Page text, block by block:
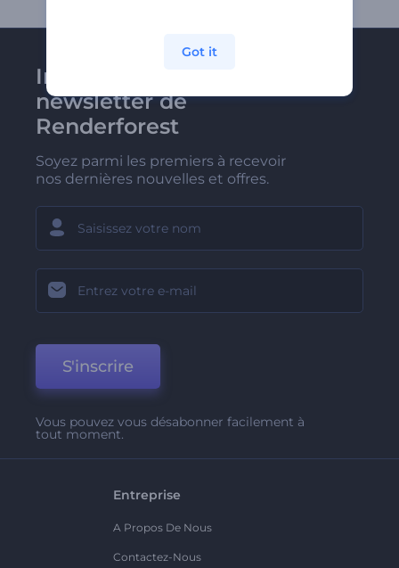
Inscrivez-vous à la
newsletter de
Renderforest
Soyez parmi les premiers à recevoir
nos dernières nouvelles et offres.
S'inscrire
Vous pouvez vous désabonner facilement à
tout moment.
Entreprise
A Propos De Nous
Contactez-Nous
Got it